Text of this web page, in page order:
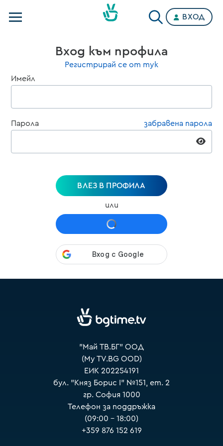
Категории
ВХОД
Вход към профила
Регистрирай се от тук
Имейл
Парола забравена парола
ВЛЕЗ В ПРОФИЛА
или
"Май ТВ.БГ" ООД
(My TV.BG OOD)
ЕИК 202254191
бул. "Княз Борис I" №151, ет. 2
гр. София 1000
Телефон за поддръжка
(09:00 – 18:00)
+359 876 152 619